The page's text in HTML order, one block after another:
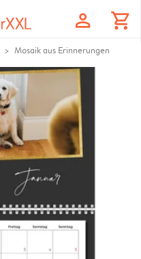
profile shopping_cart
Mosaik aus Erinnerungen